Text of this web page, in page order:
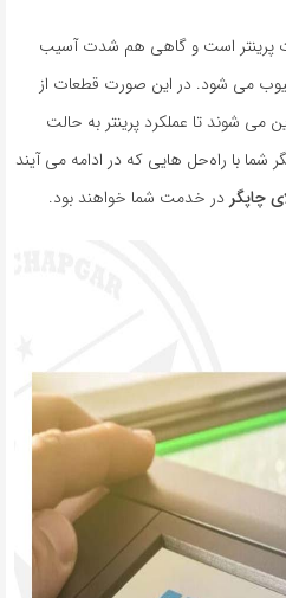
پرینتر است و گاهی هم شدت آسیب
می شود. در این صورت قطعات از
می شوند تا عملکرد پرینتر به حالت
شما با راه‌حل هایی که در ادامه می آیند
چاپگر در خدمت شما خواهند بود.